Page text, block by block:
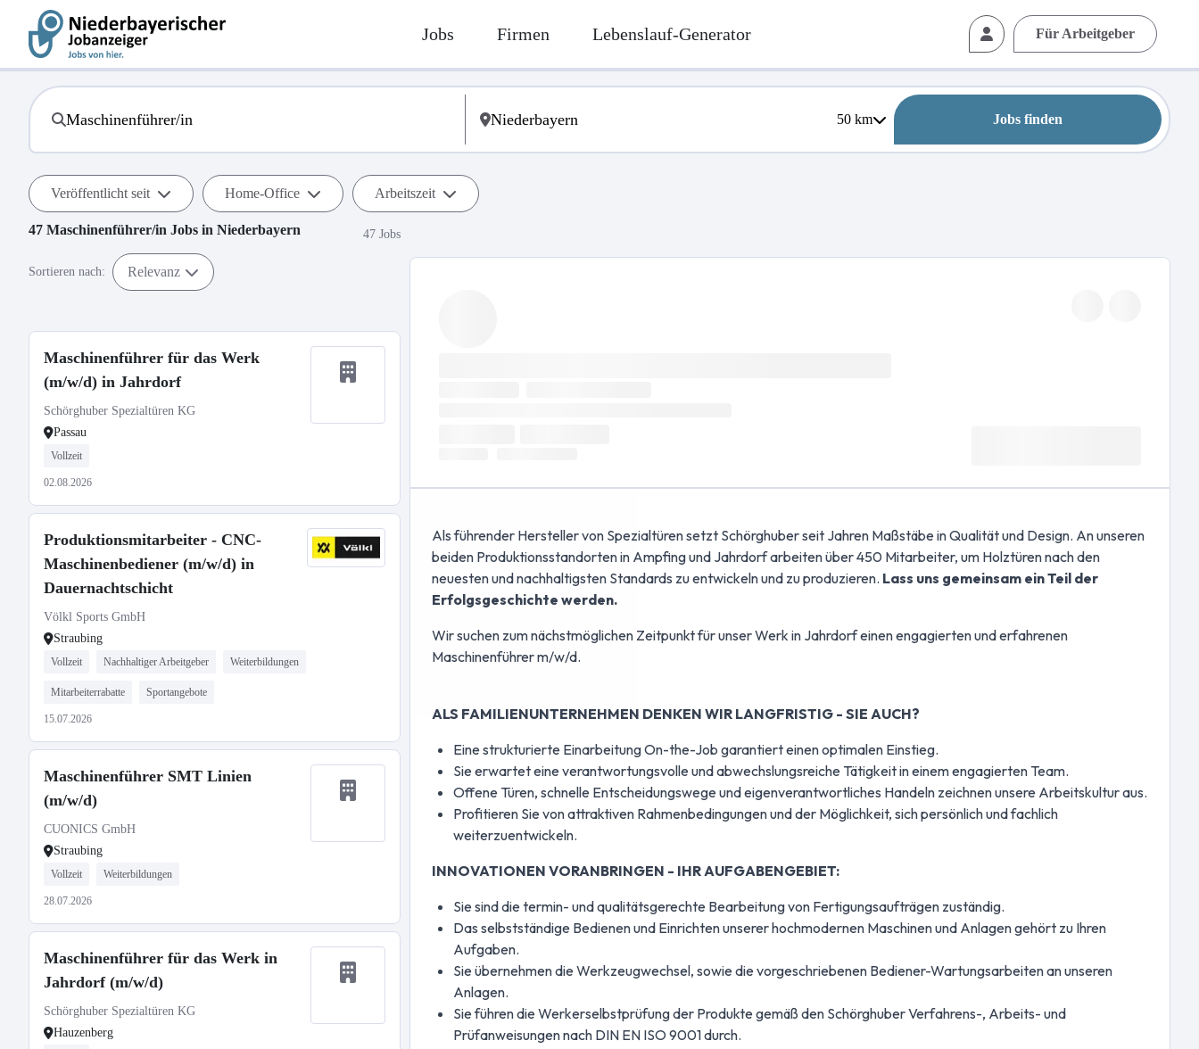
Jobs Firmen Lebenslauf-Generator Für Arbeitgeber
50km Jobs finden
Veröffentlicht seit Home-Office Arbeitszeit
47 Maschinenführer/in Jobs in Niederbayern 47 Jobs
Sortieren nach: Relevanz
Maschinenführer für das Werk
(m/w/d) in Jahrdorf
Schörghuber Spezialtüren KG
Passau
Vollzeit
02.08.2026
Produktionsmitarbeiter - CNC-
Maschinenbediener (m/w/d) in
Dauernachtschicht
Völkl Sports GmbH
Straubing
Vollzeit Nachhaltiger Arbeitgeber Weiterbildungen
Mitarbeiterrabatte Sportangebote
15.07.2026
Maschinenführer SMT Linien
(m/w/d)
CUONICS GmbH
Straubing
Vollzeit Weiterbildungen
28.07.2026
Maschinenführer für das Werk in
Jahrdorf (m/w/d)
Schörghuber Spezialtüren KG
Hauzenberg